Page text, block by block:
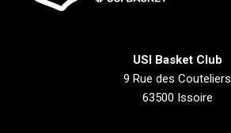
USI Basket Club
9 Rue des Couteliers
63500 Issoire